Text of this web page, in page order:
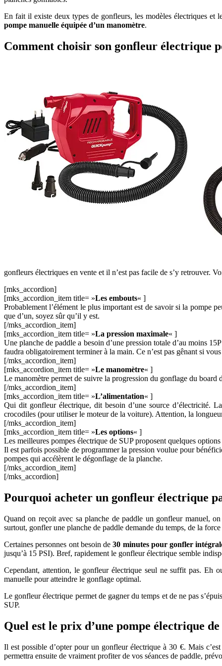
En fait il existe deux types de gonfleurs, les modèles électriques et
pompe manuelle équipée d’un manomètre.
Comment choisir son gonfleur électrique
gonfleurs électriques en vente et il n’est pas facile de s’y retrouver.
[mks_accordion]
[mks_accordion_item title= »Les embouts« ]
Probablement l’élément le plus important est de savoir si la pompe
que d’un, soyez sûr qu’il y est.
[/mks_accordion_item]
[mks_accordion_item title= »La pression maximale« ]
Une planche de paddle a besoin d’une pression totale d’au moins
faudra obligatoirement terminer à la main. Ce n’est pas gênant si
[/mks_accordion_item]
[mks_accordion_item title= »Le manomètre« ]
Le manomètre permet de suivre la progression du gonflage du board
[/mks_accordion_item]
[mks_accordion_item title= »L’alimentation« ]
Qui dit gonfleur électrique, dit besoin d’une source d’électricité.
crocodiles (pour utiliser le moteur de la voiture). Attention, la
[/mks_accordion_item]
[mks_accordion_item title= »Les options« ]
Les meilleures pompes électrique de SUP proposent quelques options
Il est parfois possible de programmer la pression voulue pour
pompes qui accélèrent le dégonflage de la planche.
[/mks_accordion_item]
[/mks_accordion]
Pourquoi acheter un gonfleur électrique
Quand on reçoit avec sa planche de paddle un gonfleur manuel,
surtout, gonfler une planche de paddle demande du temps, de la
Certaines personnes ont besoin de30 minutes pour gonfler
jusqu’à 15 PSI). Bref, rapidement le gonfleur électrique semble
Cependant, attention, le gonfleur électrique seul ne suffit pas. Eh
manuelle pour atteindre le gonflage optimal.
Le gonfleur électrique permet de gagner du temps et de ne pas
SUP.
Quel est le prix d’une pompe électrique
Il est possible d’opter pour un gonfleur électrique à 30 €. Mais
permettra ensuite de vraiment profiter de vos séances de paddle,